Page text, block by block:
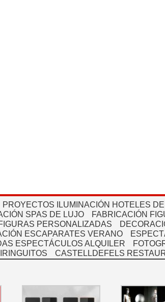
PROYECTOS ILUMINACIÓN HOTELES
SPAS DE LUJO
FABRICACIÓN
PERSONALIZADAS
ESCAPARATES VERANO
ESPECTÁCULOS ALQUILER
CASTELLDEFELS